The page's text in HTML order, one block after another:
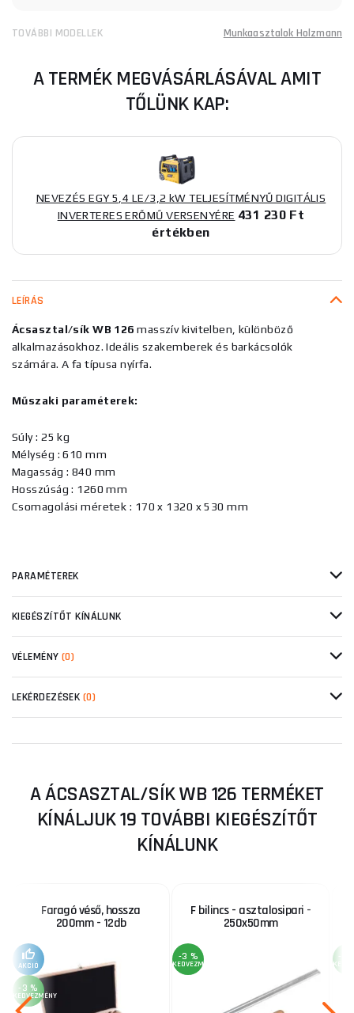
TOVÁBBI MODELLEK Munkaasztalok Holzmann
A TERMÉK MEGVÁSÁRLÁSÁVAL AMIT
TŐLÜNK KAP:
NEVEZÉS EGY 5,4 LE/3,2 kW TELJESÍTMÉNYŰ DIGITÁLIS
INVERTERES ERŐMŰ VERSENYÉRE 431 230 Ft
értékben
LEÍRÁS
Ácsasztal/sík WB 126 masszív kivitelben, különböző
alkalmazásokhoz. Ideális szakemberek és barkácsolók
számára. A fa típusa nyírfa.
Műszaki paraméterek:
Súly : 25 kg
Mélység : 610 mm
Magasság : 840 mm
Hosszúság : 1260 mm
Csomagolási méretek : 170 x 1320 x 530 mm
PARAMÉTEREK
KIEGÉSZÍTŐT KÍNÁLUNK
VÉLEMÉNY (0)
LEKÉRDEZÉSEK (0)
A ÁCSASZTAL/SÍK WB 126 TERMÉKET
KÍNÁLJUK 19 TOVÁBBI KIEGÉSZÍTŐT
KÍNÁLUNK
Faragó véső, hossza
200mm - 12db
AKCIÓ
-3 %
KEDVEZMÉNY
F bilincs - asztalosipari -
250x50mm
-3 %
KEDVEZMÉNY